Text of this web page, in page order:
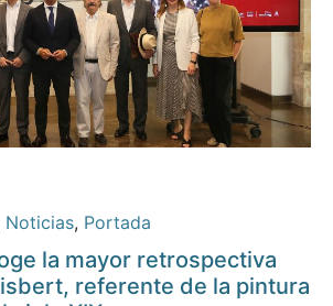
Noticias, Portada
la mayor retrospectiva
referente de la pintura